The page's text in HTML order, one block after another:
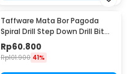
Taffware Mata Bor Pagoda
Spiral Drill Step Down Drill Bit
Tipe 2 5 PCS - BIHH463A
Rp60.800
Rp101.900 41%